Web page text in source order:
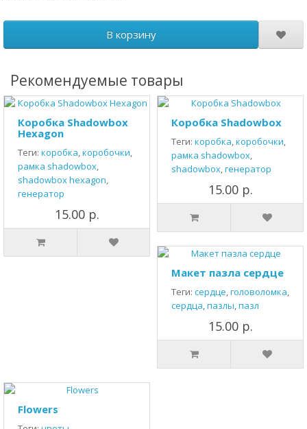
В корзину
Рекомендуемые товары
Коробка Shadowbox
Hexagon
Теги: коробка,коробочки,
рамка shadowbox,
shadowbox hexagon,
генератор
15.00 р.
Коробка Shadowbox
Теги: коробка,коробочки,
рамка shadowbox,
shadowbox,генератор
15.00 р.
Макет пазла сердце
Теги: сердце,головоломка,
сердца,пазлы,пазл
15.00 р.
Flowers